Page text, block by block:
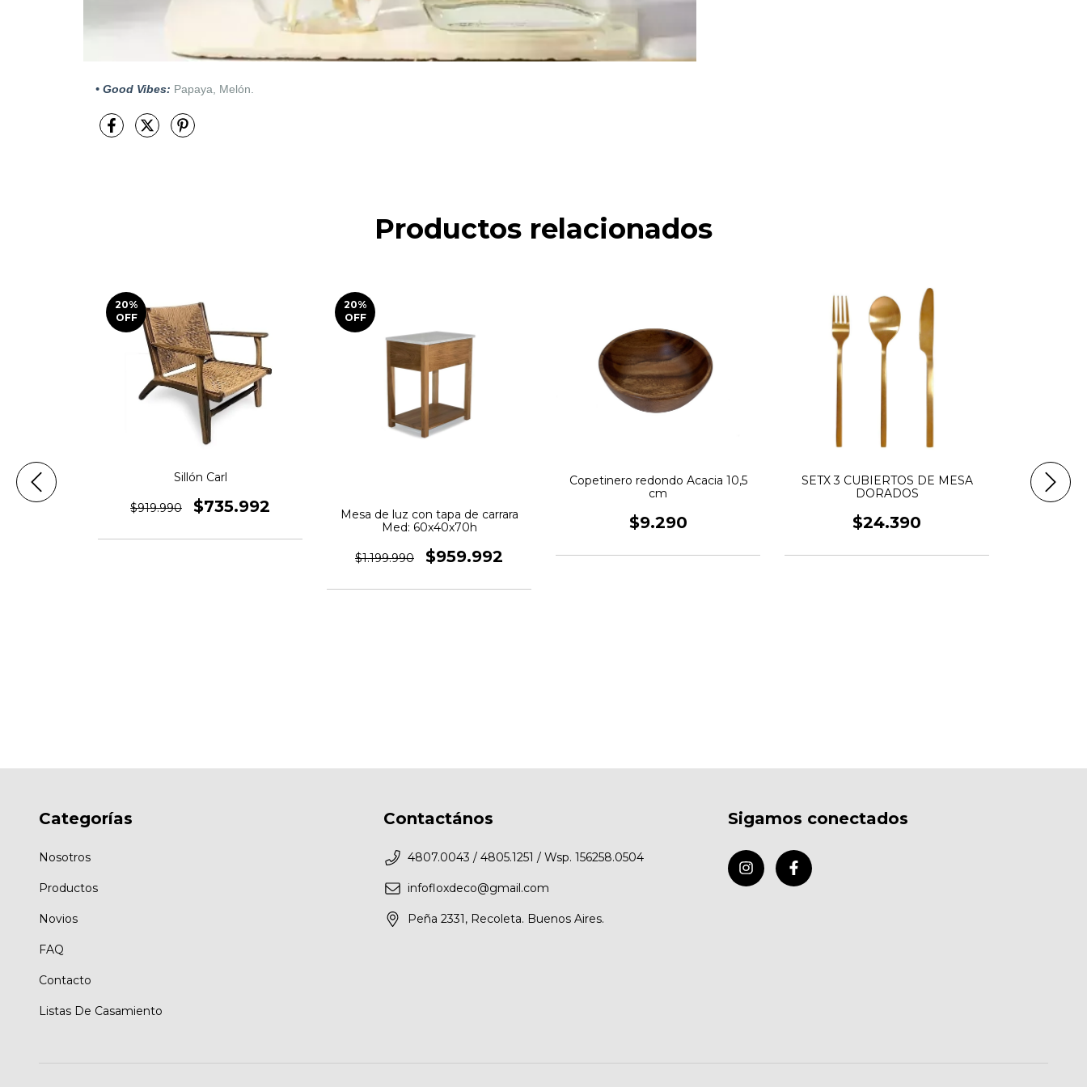
• Good Vibes: Papaya, Melón.
Productos relacionados
20%
OFF
Sillón Carl
$919.990 $735.992
20%
OFF
Mesa de luz con tapa de carrara
Med: 60x40x70h
$1.199.990 $959.992
Copetinero redondo Acacia 10,5
cm
$9.290
SETX 3 CUBIERTOS DE MESA
DORADOS
$24.390
Categorías
Nosotros
Productos
Novios
FAQ
Contacto
Listas De Casamiento
Contactános
4807.0043 / 4805.1251 / Wsp. 156258.0504
infofloxdeco@gmail.com
Peña 2331, Recoleta. Buenos Aires.
Sigamos conectados